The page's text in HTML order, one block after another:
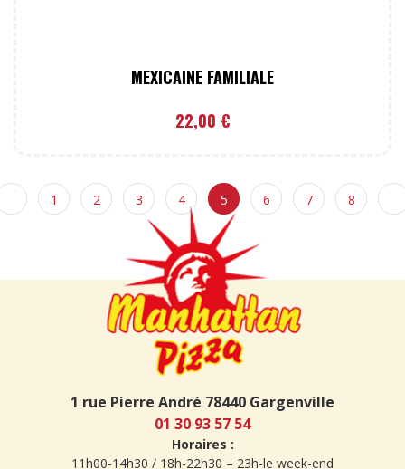
MEXICAINE FAMILIALE
22,00 €
1 2 3 4 5 6 7 8
1 rue Pierre André 78440 Gargenville
01 30 93 57 54
Horaires :
11h00-14h30 / 18h-22h30 – 23h-le week-end